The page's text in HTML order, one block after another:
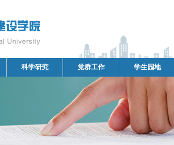
科学研究 党群工作 学生园地